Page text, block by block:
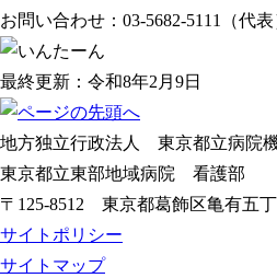
お問い合わせ：03-5682-5111（代表
最終更新：令和8年2月9日
地方独立行政法人 東京都立病院
東京都立東部地域病院 看護部
〒125-8512 東京都葛飾区亀有五丁
サイトポリシー
サイトマップ